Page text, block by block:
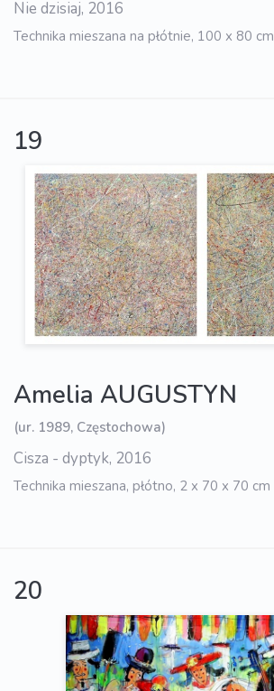
Nie dzisiaj, 2016
Technika mieszana na płótnie, 100 x 80 cm
19
Amelia AUGUSTYN
(ur. 1989, Częstochowa)
Cisza - dyptyk, 2016
Technika mieszana, płótno, 2 x 70 x 70 cm
20